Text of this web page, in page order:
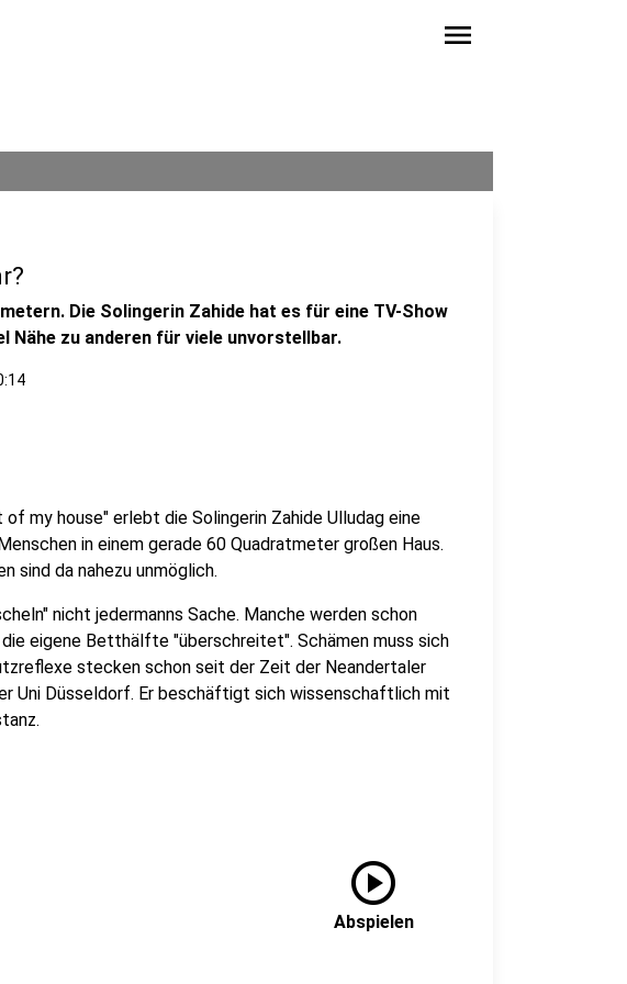
menu
Die Solingerin Zahide hat es für eine TV-Show
Nähe zu anderen für viele unvorstellbar.
my house" erlebt die Solingerin Zahide Ulludag eine
in einem gerade 60 Quadratmeter großen Haus.
sind da nahezu unmöglich.
nicht jedermanns Sache. Manche werden schon
eigene Betthälfte "überschreitet". Schämen muss sich
stecken schon seit der Zeit der Neandertaler
Uni Düsseldorf. Er beschäftigt sich wissenschaftlich mit
play_circle
Abspielen